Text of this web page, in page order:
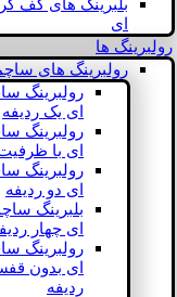
بلبرینگ های کف
ای
رولبرینگ ها
رولبرینگ های
رولبرینگ
ای یک ردیفه
رولبرینگ
ای با ظرفیت
رولبرینگ
ای دو ردیفه
بلبرینگ
ای چهار
رولبرینگ
ای بدون
ردیفه